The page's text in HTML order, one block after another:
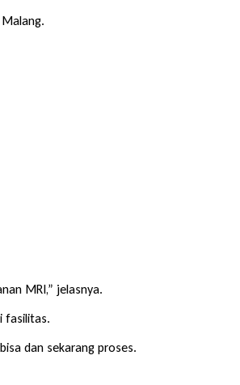
MRI,” jelasnya.
fasilitas.
dan sekarang proses.